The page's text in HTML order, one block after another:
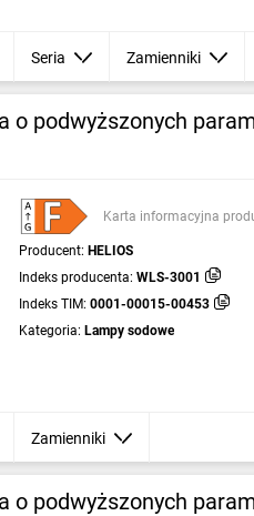
Seria Zamienniki
o podwyższonych
Karta informacyjna
Producent: HELIOS
Indeks producenta: WLS-3001
Indeks TIM: 0001-00015-00453
Kategoria: Lampy sodowe
Zamienniki
o podwyższonych